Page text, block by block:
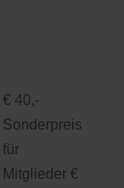
€ 40,-
Sonderpreis
für
Mitglieder €